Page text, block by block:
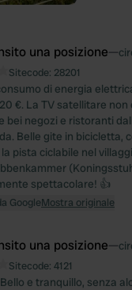
una posizione—
Sitecode: 28201
di energia
€. La TV satellitare non
bei negozi e ristoranti
Belle gite in bicicletta,
pista ciclabile nel
spettacolare! 👍
GoogleMostra originale
una posizione—
Sitecode: 4121
Bello e tranquillo, senza